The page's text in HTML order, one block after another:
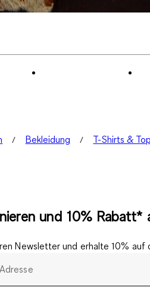
Bekleidung T-Shirts &
und 10% Rabatt*
Newsletter und erhalte 10% auf